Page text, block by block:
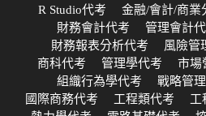
R Studio代考
金融/會計/商業
財務會計代考
管理會計
財務報表分析代考
風險管
商科代考
管理學代考 市場
組織行為學代考
戰略管
國際商務代考
工程類代考 工